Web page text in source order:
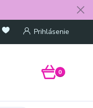
Prihlásenie
0